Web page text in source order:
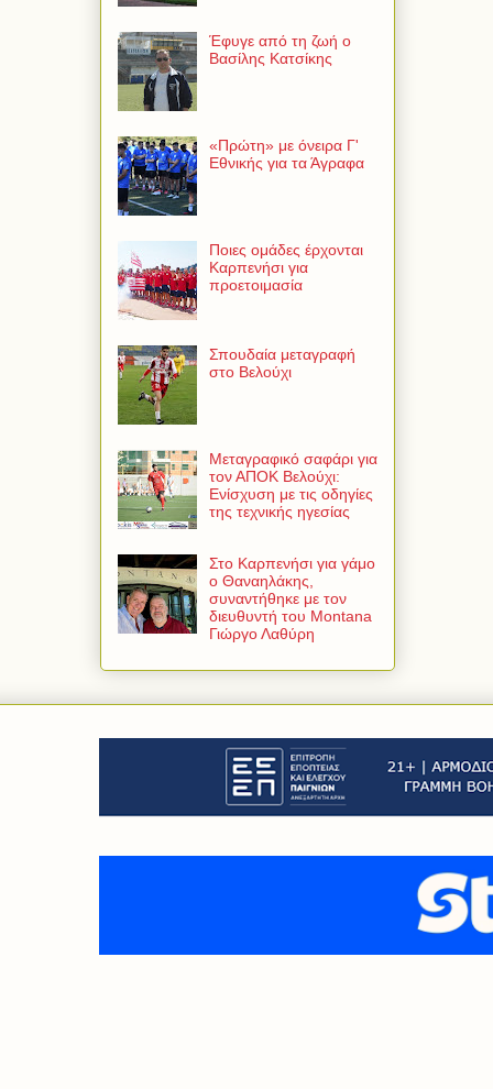
Έφυγε από τη ζωή ο
Βασίλης Κατσίκης
«Πρώτη» με όνειρα Γ'
Εθνικής για τα Άγραφα
Ποιες ομάδες έρχονται
Καρπενήσι για
προετοιμασία
Σπουδαία μεταγραφή
στο Βελούχι
Μεταγραφικό σαφάρι για
τον ΑΠΟΚ Βελούχι:
Ενίσχυση με τις οδηγίες
της τεχνικής ηγεσίας
Στο Καρπενήσι για γάμο
ο Θαναηλάκης,
συναντήθηκε με τον
διευθυντή του Montana
Γιώργο Λαθύρη